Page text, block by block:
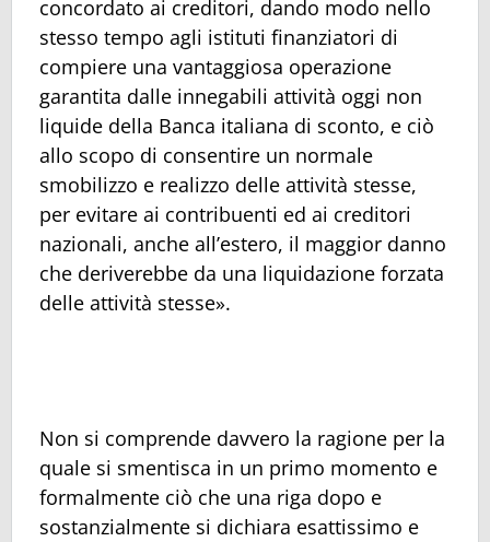
concordato ai creditori, dando modo nello
stesso tempo agli istituti finanziatori di
compiere una vantaggiosa operazione
garantita dalle innegabili attività oggi non
liquide della Banca italiana di sconto, e ciò
allo scopo di consentire un normale
smobilizzo e realizzo delle attività stesse,
per evitare ai contribuenti ed ai creditori
nazionali, anche all’estero, il maggior danno
che deriverebbe da una liquidazione forzata
delle attività stesse».
Non si comprende davvero la ragione per la
quale si smentisca in un primo momento e
formalmente ciò che una riga dopo e
sostanzialmente si dichiara esattissimo e